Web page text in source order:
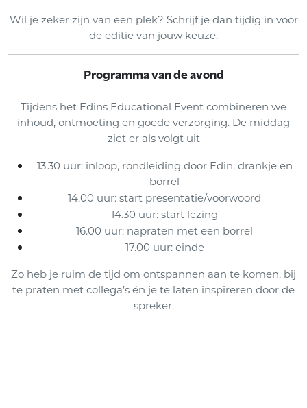
Wil je zeker zijn van een plek? Schrijf je dan tijdig in voor
de editie van jouw keuze.
Programma van de avond
Tijdens het Edins Educational Event combineren we
inhoud, ontmoeting en goede verzorging. De middag
ziet er als volgt uit
13.30 uur: inloop, rondleiding door Edin, drankje en
borrel
14.00 uur: start presentatie/voorwoord
14.30 uur: start lezing
16.00 uur: napraten met een borrel
17.00 uur: einde
Zo heb je ruim de tijd om ontspannen aan te komen, bij
te praten met collega’s én je te laten inspireren door de
spreker.